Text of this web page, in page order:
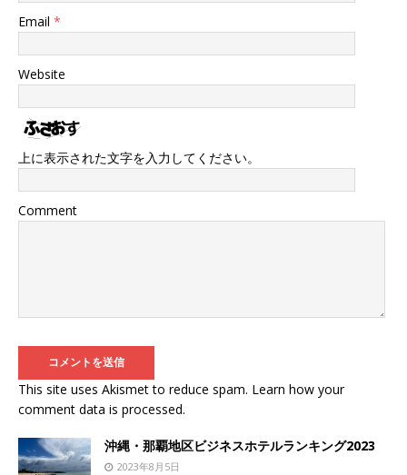
Email *
Website
上に表示された文字を入力してください。
Comment
This site uses Akismet to reduce spam. Learn how your
comment data is processed.
沖縄・那覇地区ビジネスホテルランキング2023
2023年8月5日